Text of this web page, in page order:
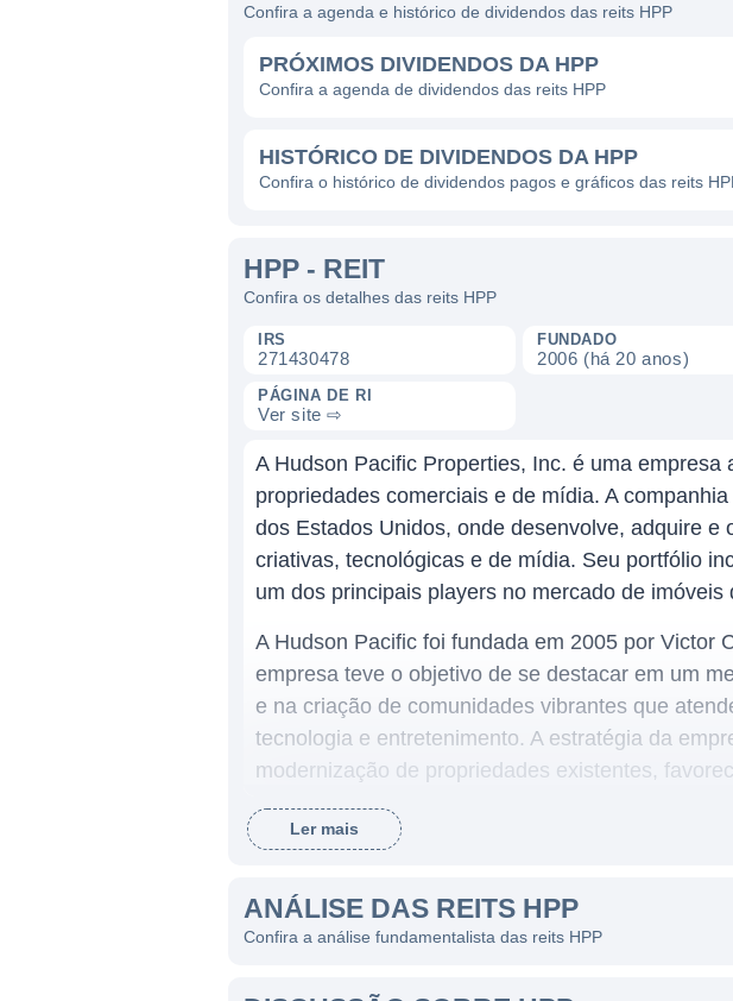
Confira a agenda e histórico de dividendos das reits HPP
PRÓXIMOS DIVIDENDOS DA HPP
Confira a agenda de dividendos das reits HPP
HISTÓRICO DE DIVIDENDOS DA HPP
Confira o histórico de dividendos pagos e gráficos das reits
HPP - REIT
Confira os detalhes das reits HPP
IRS
271430478
FUNDADO
2006 (há 20 anos)
PÁGINA DE RI
Ver site ⇨
A Hudson Pacific Properties, Inc. é uma
propriedades comerciais e de mídia. A
dos Estados Unidos, onde desenvolve, adquire
criativas, tecnológicas e de mídia. Seu portfólio
um dos principais players no mercado de
A Hudson Pacific foi fundada em 2005 por Victor
empresa teve o objetivo de se destacar em um
e na criação de comunidades vibrantes que
tecnologia e entretenimento. A estratégia da
modernização de propriedades existentes,
de trabalho e vida urbana.
A Hudson Pacific ganha dinheiro principalmente
Ler mais
ANÁLISE DAS REITS HPP
Confira a análise fundamentalista das reits HPP